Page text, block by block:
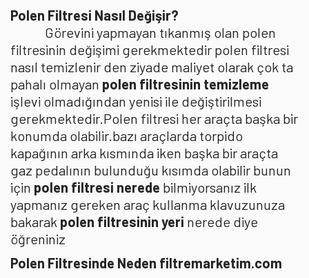
Polen Filtresi Nasıl Değişir?
Görevini yapmayan tıkanmış olan polen
filtresinin değişimi gerekmektedir polen filtresi
nasıl temizlenir den ziyade maliyet olarak çok ta
pahalı olmayan polen filtresinin temizleme
işlevi olmadığından yenisi ile değiştirilmesi
gerekmektedir.Polen filtresi her araçta başka bir
konumda olabilir.bazı araçlarda torpido
kapağının arka kısmında iken başka bir araçta
gaz pedalının bulunduğu kısımda olabilir bunun
için polen filtresi nerede bilmiyorsanız ilk
yapmanız gereken araç kullanma klavuzunuza
bakarak polen filtresinin yeri nerede diye
öğreniniz
Polen Filtresinde Neden filtremarketim.com